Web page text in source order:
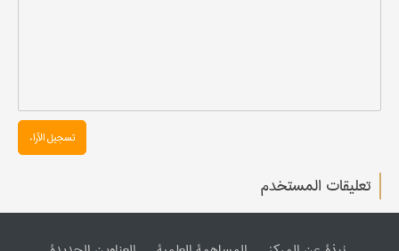
تسجیل الآراء
تعليقات المستخدم